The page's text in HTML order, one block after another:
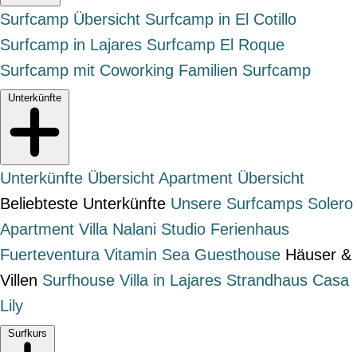
Surfcamp Übersicht Surfcamp in El Cotillo
Surfcamp in Lajares Surfcamp El Roque
Surfcamp mit Coworking Familien Surfcamp
Unterkünfte
Unterkünfte Übersicht Apartment Übersicht
Beliebteste Unterkünfte Unsere Surfcamps Solero
Apartment Villa Nalani Studio Ferienhaus
Fuerteventura Vitamin Sea Guesthouse Häuser &
Villen Surfhouse Villa in Lajares Strandhaus Casa
Lily
Surfkurs